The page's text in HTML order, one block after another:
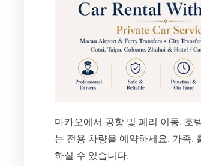
마카오에서 공항 및 페리 이동, 호
는 전용 차량을 예약하세요. 가족,
하실 수 있습니다.